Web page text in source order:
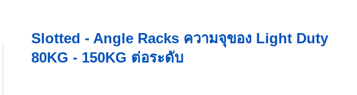
Slotted - Angle Racks ความจุของ Light Duty
80KG - 150KG ต่อระดับ